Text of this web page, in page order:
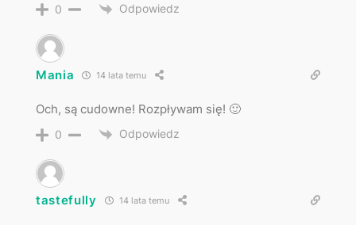
0 Odpowiedz
Mania 14 lata temu
Och, są cudowne! Rozpływam się! 🙂
0 Odpowiedz
tastefully 14 lata temu